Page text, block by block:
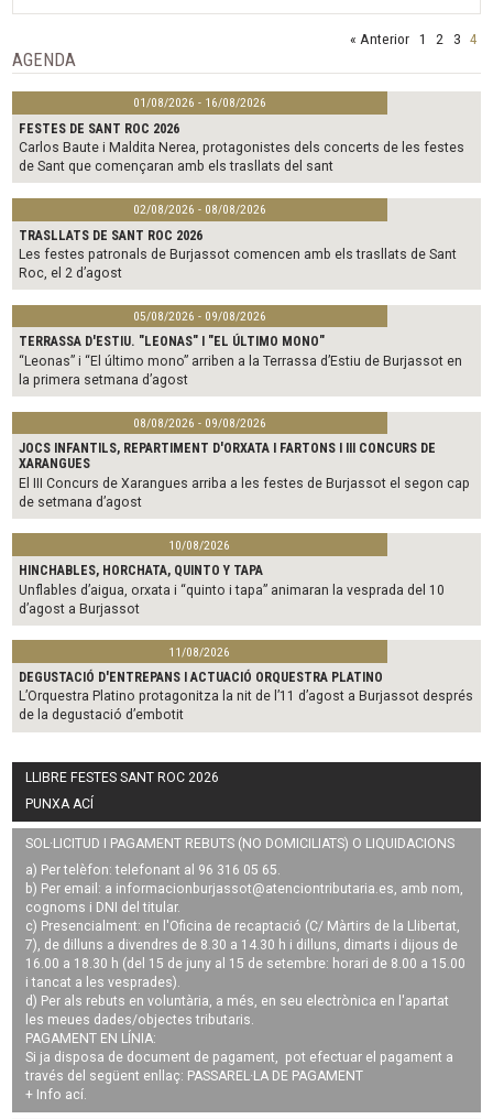
« Anterior 1 2 3 4
AGENDA
01/08/2026 - 16/08/2026
FESTES DE SANT ROC 2026
Carlos Baute i Maldita Nerea, protagonistes dels concerts de les festes
de Sant que començaran amb els trasllats del sant
02/08/2026 - 08/08/2026
TRASLLATS DE SANT ROC 2026
Les festes patronals de Burjassot comencen amb els trasllats de Sant
Roc, el 2 d’agost
05/08/2026 - 09/08/2026
TERRASSA D'ESTIU. "LEONAS" I "EL ÚLTIMO MONO"
“Leonas” i “El último mono” arriben a la Terrassa d’Estiu de Burjassot en
la primera setmana d’agost
08/08/2026 - 09/08/2026
JOCS INFANTILS, REPARTIMENT D'ORXATA I FARTONS I III CONCURS DE
XARANGUES
El III Concurs de Xarangues arriba a les festes de Burjassot el segon cap
de setmana d’agost
10/08/2026
HINCHABLES, HORCHATA, QUINTO Y TAPA
Unflables d’aigua, orxata i “quinto i tapa” animaran la vesprada del 10
d’agost a Burjassot
11/08/2026
DEGUSTACIÓ D'ENTREPANS I ACTUACIÓ ORQUESTRA PLATINO
L’Orquestra Platino protagonitza la nit de l’11 d’agost a Burjassot després
de la degustació d’embotit
LLIBRE FESTES SANT ROC 2026
PUNXA ACÍ
SOL·LICITUD I PAGAMENT REBUTS (NO DOMICILIATS) O LIQUIDACIONS
a) Per telèfon: telefonant al 96 316 05 65.
b) Per email: a informacionburjassot@atenciontributaria.es, amb nom,
cognoms i DNI del titular.
c) Presencialment: en l'Oficina de recaptació (C/ Màrtirs de la Llibertat,
7), de dilluns a divendres de 8.30 a 14.30 h i dilluns, dimarts i dijous de
16.00 a 18.30 h (del 15 de juny al 15 de setembre: horari de 8.00 a 15.00
i tancat a les vesprades).
d) Per als rebuts en voluntària, a més, en seu electrònica en l'apartat
les meues dades/objectes tributaris.
PAGAMENT EN LÍNIA:
Si ja disposa de document de pagament, pot efectuar el pagament a
través del següent enllaç: PASSAREL·LA DE PAGAMENT
+ Info ací.